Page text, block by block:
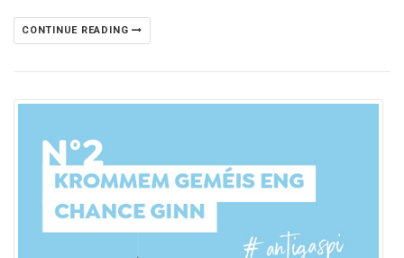
CONTINUE READING